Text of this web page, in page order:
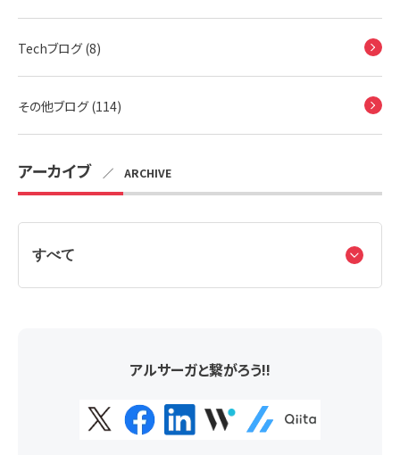
Techブログ (8)
その他ブログ (114)
アーカイブ ／ ARCHIVE
アルサーガと繋がろう!!